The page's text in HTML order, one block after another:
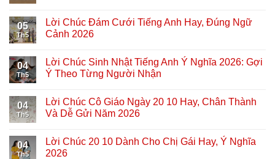
05
Th5
Lời Chúc Đám Cưới Tiếng Anh Hay, Đúng Ngữ
Cảnh 2026
04
Th5
Lời Chúc Sinh Nhật Tiếng Anh Ý Nghĩa 2026: Gợi
Ý Theo Từng Người Nhận
04
Th5
Lời Chúc Cô Giáo Ngày 20 10 Hay, Chân Thành
Và Dễ Gửi Năm 2026
04
Th5
Lời Chúc 20 10 Dành Cho Chị Gái Hay, Ý Nghĩa
2026